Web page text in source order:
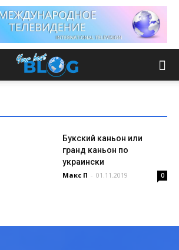
Букский каньон или
гранд каньон по
украински
Макс П - 01.11.2019 0